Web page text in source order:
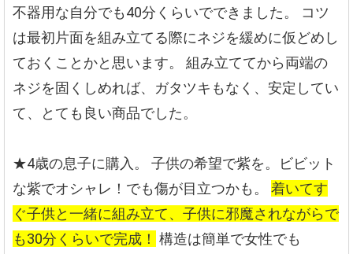
不器用な自分でも40分くらいでできました。
コツ
は最初片面を組み立てる際にネジを緩めに仮どめし
ておくことかと思います。
組み立ててから両端の
ネジを固くしめれば、ガタツキもなく、安定してい
て、とても良い商品でした。
★4歳の息子に購入。
子供の希望で紫を。ビビット
な紫でオシャレ！でも傷が目立つかも。
着いてす
ぐ子供と一緒に組み立て、子供に邪魔されながらで
も30分くらいで完成！ 構造は簡単で女性でも